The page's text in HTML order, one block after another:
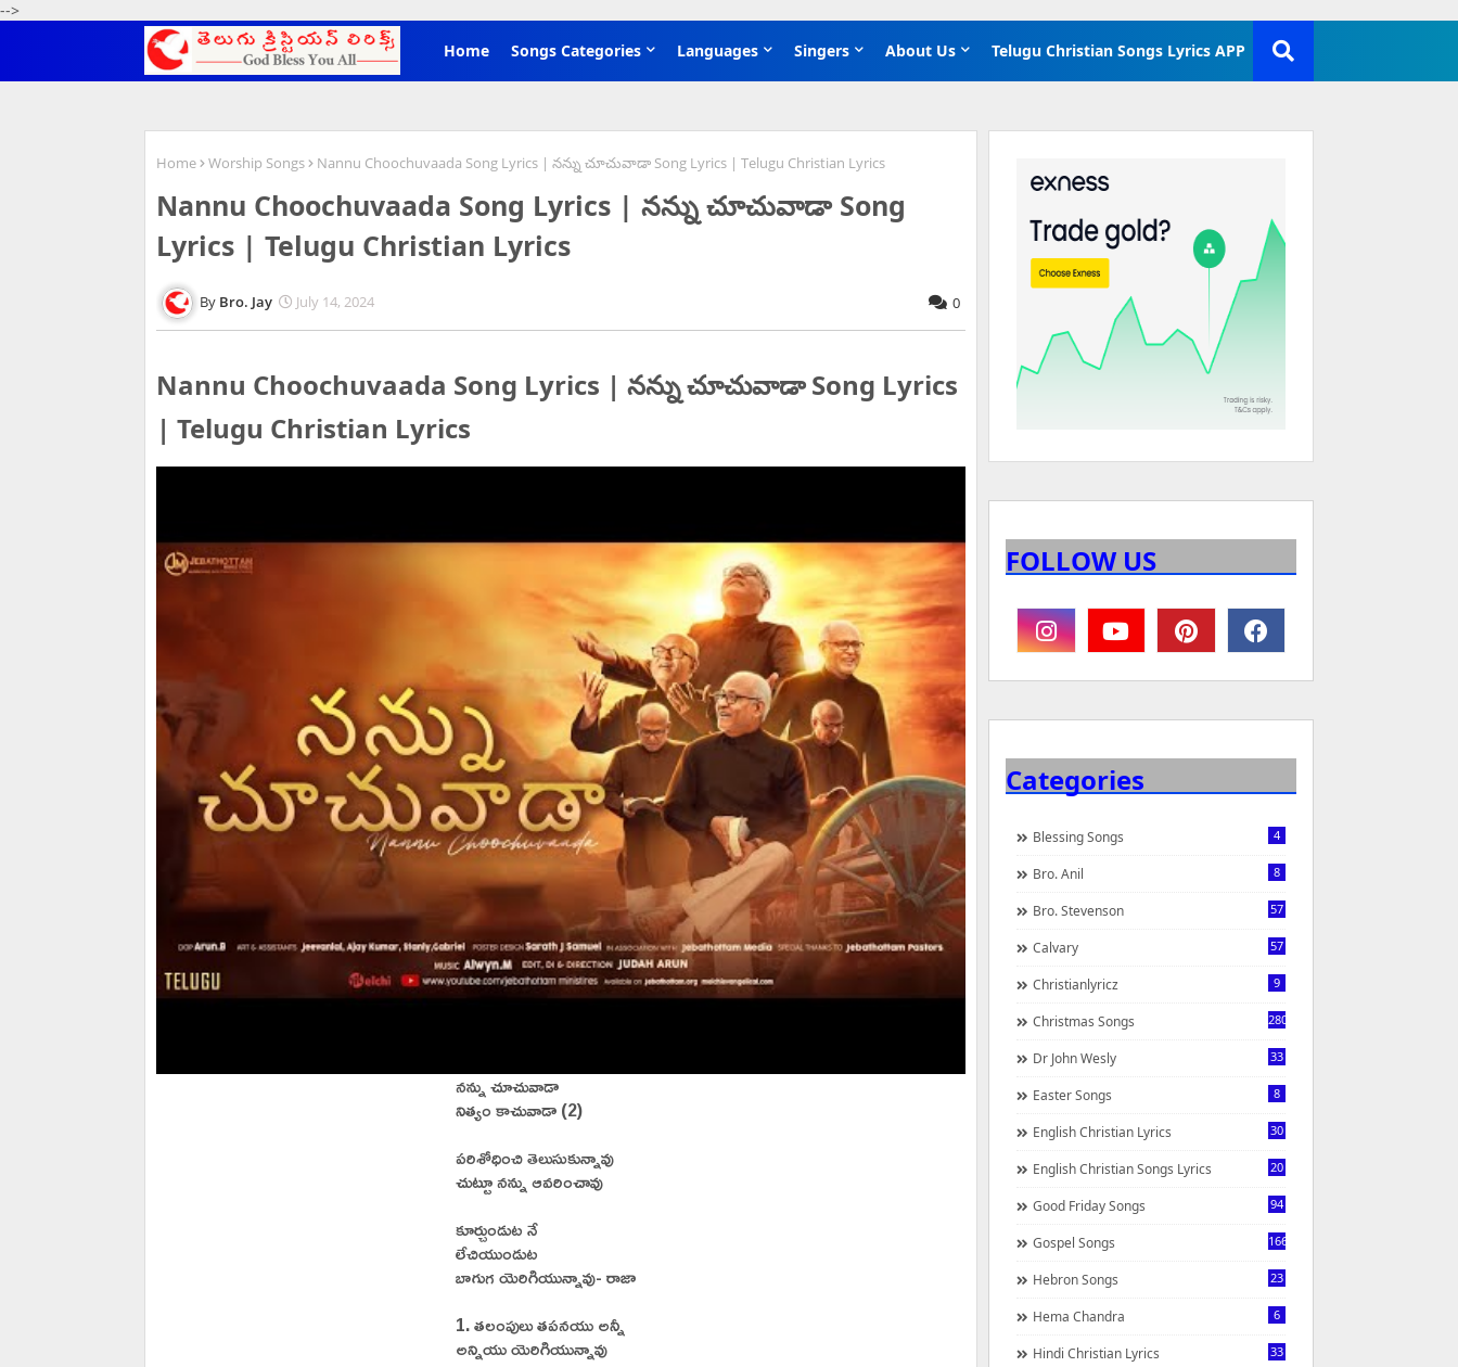
-->
Home
Songs Categories Languages Singers About Us Telugu Christian Songs Lyrics APP
Home Worship Songs Nannu Choochuvaada Song Lyrics | నన్ను చూచువాడా Song Lyrics | Telugu Christian Lyrics
Nannu Choochuvaada Song Lyrics | నన్ను చూచువాడా Song
Lyrics | Telugu Christian Lyrics
Bro. Jay July 14, 2024 0
Nannu Choochuvaada Song Lyrics | నన్ను చూచువాడా Song Lyrics
| Telugu Christian Lyrics
నన్ను చూచువాడా
నిత్యం కాచువాడా (2)
పరిశోధించి తెలుసుకున్నావు
చుట్టూ నన్ను ఆవరించావు
కూర్చుండుట నే
లేచియుండుట
బాగుగ యెరిగియున్నావు- రాజా
1. తలంపులు తపనయు అన్నీ
అన్నియు యెరిగియున్నావు
FOLLOW US
Categories
Blessing Songs 4
Bro. Anil 8
Bro. Stevenson 57
Calvary 57
Christianlyricz 9
Christmas Songs 280
Dr John Wesly 33
Easter Songs 8
English Christian Lyrics 30
English Christian Songs Lyrics 20
Good Friday Songs 94
Gospel Songs 166
Hebron Songs 23
Hema Chandra 6
Hindi Christian Lyrics 33